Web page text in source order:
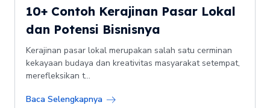
10+ Contoh Kerajinan Pasar Lokal
dan Potensi Bisnisnya
Kerajinan pasar lokal merupakan salah satu cerminan
kekayaan budaya dan kreativitas masyarakat setempat,
merefleksikan t...
Baca Selengkapnya